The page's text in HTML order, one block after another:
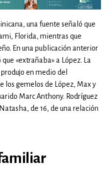
una fuente señaló que
Florida, mientras que
En una publicación anterior
«extrañaba» a López. La
en medio del
los gemelos de López, Max y
Marc Anthony. Rodríguez
de 16, de una relación